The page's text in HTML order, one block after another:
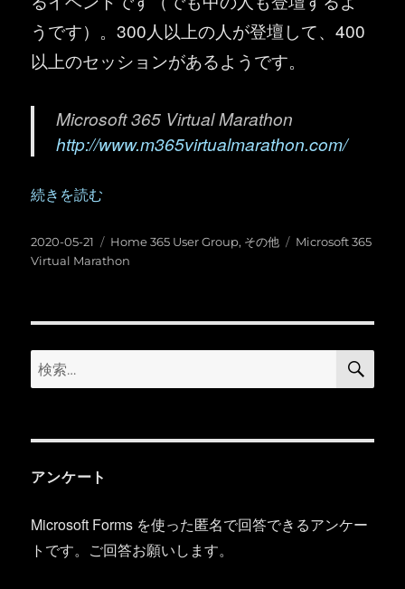
うです）。300人以上の人が登壇して、400
以上のセッションがあるようです。
Microsoft 365 Virtual Marathon
http://www.m365virtualmarathon.com/
“Microsoft 365 Virtual Marathon が開催！＆登壇します！”
続きを読む
投
稿
2020-05-21
カ
テ
Home 365 User Group, その他
タ
Microsoft 365
Virtual Marathon
検
索:
検
アンケート
Microsoft Forms を使った匿名で回答できるアンケー
トです。ご回答お願いします。